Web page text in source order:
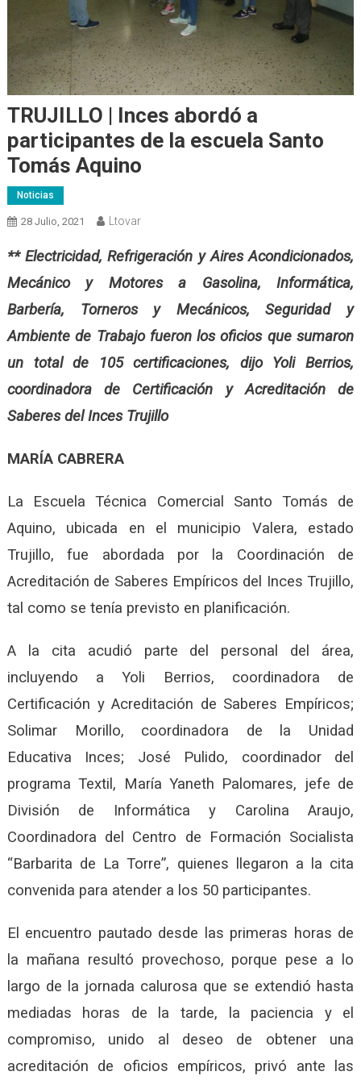
TRUJILLO | Inces abordó a
participantes de la escuela Santo
Tomás Aquino
Noticias
28 Julio, 2021 Ltovar
** Electricidad, Refrigeración y Aires Acondicionados,
Mecánico y Motores a Gasolina, Informática,
Barbería, Torneros y Mecánicos, Seguridad y
Ambiente de Trabajo fueron los oficios que sumaron
un total de 105 certificaciones, dijo Yoli Berrios,
coordinadora de Certificación y Acreditación de
Saberes del Inces Trujillo
MARÍA CABRERA
La Escuela Técnica Comercial Santo Tomás de
Aquino, ubicada en el municipio Valera, estado
Trujillo, fue abordada por la Coordinación de
Acreditación de Saberes Empíricos del Inces Trujillo,
tal como se tenía previsto en planificación.
A la cita acudió parte del personal del área,
incluyendo a Yoli Berrios, coordinadora de
Certificación y Acreditación de Saberes Empíricos;
Solimar Morillo, coordinadora de la Unidad
Educativa Inces; José Pulido, coordinador del
programa Textil, María Yaneth Palomares, jefe de
División de Informática y Carolina Araujo,
Coordinadora del Centro de Formación Socialista
“Barbarita de La Torre”, quienes llegaron a la cita
convenida para atender a los 50 participantes.
El encuentro pautado desde las primeras horas de
la mañana resultó provechoso, porque pese a lo
largo de la jornada calurosa que se extendió hasta
mediadas horas de la tarde, la paciencia y el
compromiso, unido al deseo de obtener una
acreditación de oficios empíricos, privó ante las